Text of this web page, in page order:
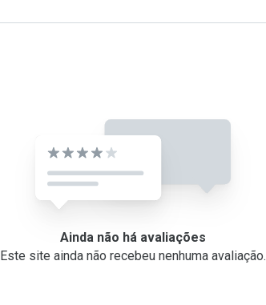
Ainda não há avaliações
Este site ainda não recebeu nenhuma avaliação.